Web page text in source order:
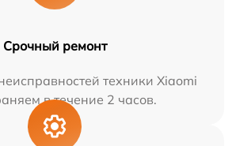
Срочный ремонт
техники Xiaomi
в течение 2 часов.